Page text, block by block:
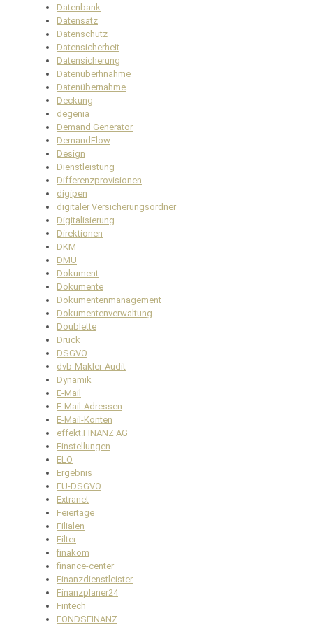
Datenbank
Datensatz
Datenschutz
Datensicherheit
Datensicherung
Datenüberhnahme
Datenübernahme
Deckung
degenia
Demand Generator
DemandFlow
Design
Dienstleistung
Differenzprovisionen
digipen
digitaler Versicherungsordner
Digitalisierung
Direktionen
DKM
DMU
Dokument
Dokumente
Dokumentenmanagement
Dokumentenverwaltung
Doublette
Druck
DSGVO
dvb-Makler-Audit
Dynamik
E-Mail
E-Mail-Adressen
E-Mail-Konten
effekt.FINANZ AG
Einstellungen
ELO
Ergebnis
EU-DSGVO
Extranet
Feiertage
Filialen
Filter
finakom
finance-center
Finanzdienstleister
Finanzplaner24
Fintech
FONDSFINANZ